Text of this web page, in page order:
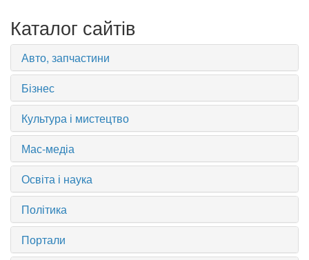
Каталог сайтів
Авто, запчастини
Бізнес
Культура і мистецтво
Мас-медіа
Освіта і наука
Політика
Портали